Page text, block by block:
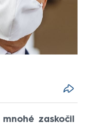
zaskočil